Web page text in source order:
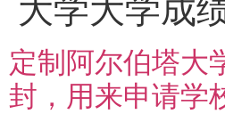
大学大学成
定制阿尔伯塔大
封，用来申请学